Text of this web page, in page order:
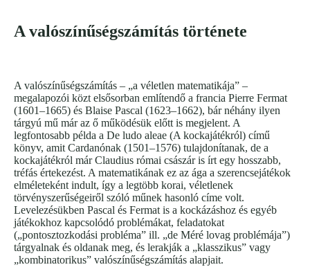
A valószínűségszámítás története
A valószínűségszámítás – „a véletlen matematikája” –
megalapozói közt elsősorban említendő a francia Pierre Fermat
(1601–1665) és Blaise Pascal (1623–1662), bár néhány ilyen
tárgyú mű már az ő működésük előtt is megjelent. A
legfontosabb példa a De ludo aleae (A kockajátékról) című
könyv, amit Cardanónak (1501–1576) tulajdonítanak, de a
kockajátékról már Claudius római császár is írt egy hosszabb,
tréfás értekezést. A matematikának ez az ága a szerencsejátékok
elméleteként indult, így a legtöbb korai, véletlenek
törvényszerűségeiről szóló műnek hasonló címe volt.
Levelezésükben Pascal és Fermat is a kockázáshoz és egyéb
játékokhoz kapcsolódó problémákat, feladatokat
(„pontosztozkodási probléma” ill. „de Méré lovag problémája”)
tárgyalnak és oldanak meg, és lerakják a „klasszikus” vagy
„kombinatorikus” valószínűségszámítás alapjait.